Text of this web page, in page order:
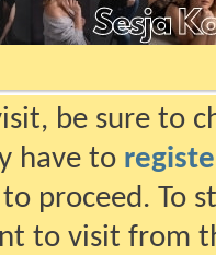
be sure to
have to
proceed. To
to visit from